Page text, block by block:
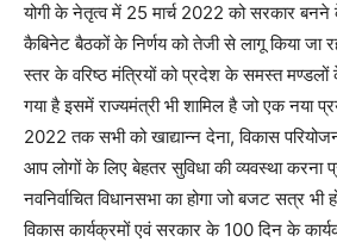
योगी के नेतृत्व में 25 मार्च 2022 को सरकार
कैबिनेट बैठकों के निर्णय को तेजी से लागू किया जा
स्तर के वरिष्ठ मंत्रियों को प्रदेश के समस्त मण्डलों
गया है इसमें राज्यमंत्री भी शामिल है जो एक नया
2022 तक सभी को खाद्यान्न देना, विकास
आप लोगों के लिए बेहतर सुविधा की व्यवस्था
नवनिर्वाचित विधानसभा का होगा जो बजट सत्र भी
विकास कार्यक्रमों एवं सरकार के 100 दिन के